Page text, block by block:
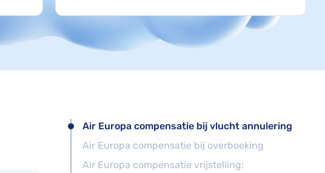
Air Europa compensatie bij vlucht annulering
Air Europa compensatie bij overboeking
Air Europa compensatie vrijstelling: